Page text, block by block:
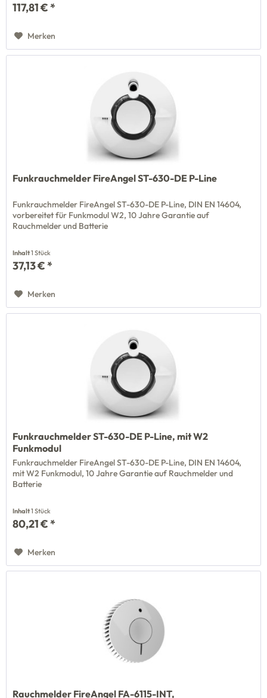
117,81 € *
Merken
Funkrauchmelder FireAngel ST-630-DE P-Line
Funkrauchmelder FireAngel ST-630-DE P-Line, DIN EN 14604,
vorbereitet für Funkmodul W2, 10 Jahre Garantie auf
Rauchmelder und Batterie
Inhalt1 Stück
37,13 € *
Merken
Funkrauchmelder ST-630-DE P-Line, mit W2
Funkmodul
Funkrauchmelder FireAngel ST-630-DE P-Line, DIN EN 14604,
mit W2 Funkmodul, 10 Jahre Garantie auf Rauchmelder und
Batterie
Inhalt1 Stück
80,21 € *
Merken
Rauchmelder FireAngel FA-6115-INT,